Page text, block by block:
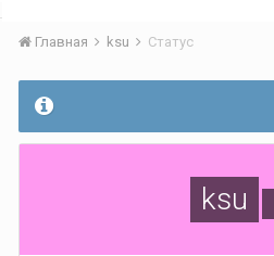
Главная ksu Статус
ksu